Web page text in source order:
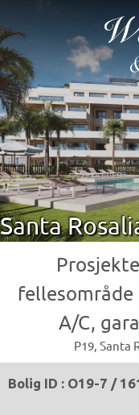
Santa
fellesområde
A/C,
P19, Santa
Bolig ID : O19-7 /